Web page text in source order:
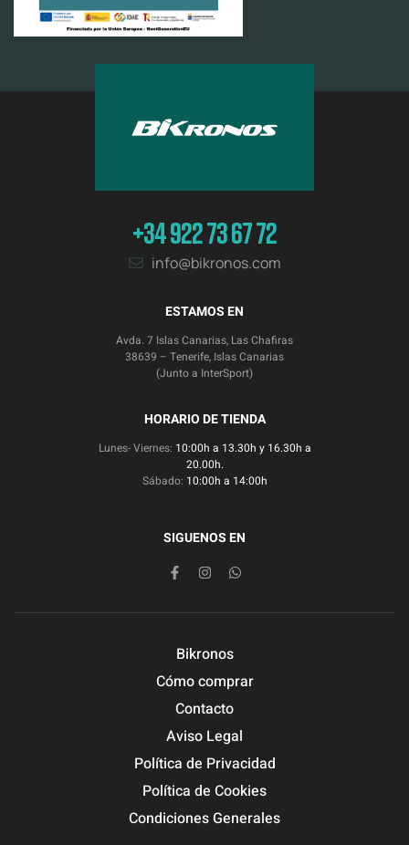
+34 922 73 67 72
info@bikronos.com
ESTAMOS EN
Avda. 7 Islas Canarias, Las Chafiras
38639 – Tenerife, Islas Canarias
(Junto a InterSport)
HORARIO DE TIENDA
Lunes- Viernes: 10:00h a 13.30h y 16.30h a
20.00h.
Sábado: 10:00h a 14:00h
SIGUENOS EN
Bikronos
Cómo comprar
Contacto
Aviso Legal
Política de Privacidad
Política de Cookies
Condiciones Generales